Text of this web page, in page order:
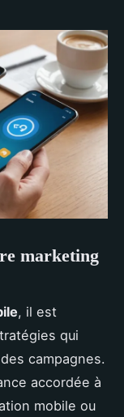
marketing
, il est
qui
campagnes.
accordée à
mobile ou